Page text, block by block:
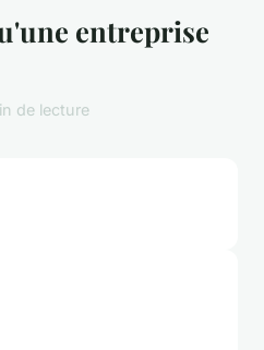
entreprise
de lecture